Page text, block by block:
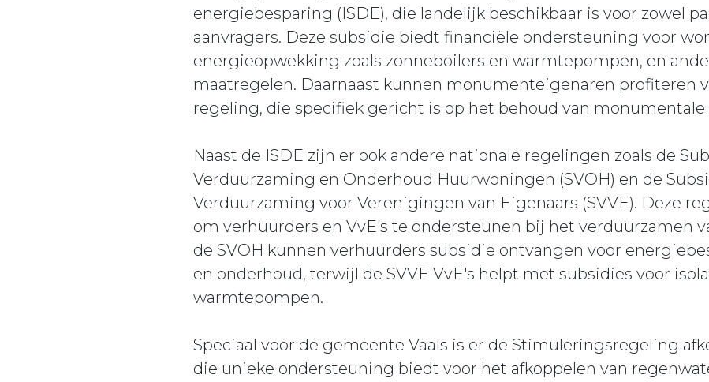
energiebesparing (ISDE), die landelijk beschikbaar is voor zowel
aanvragers. Deze subsidie biedt financiële ondersteuning voor
energieopwekking zoals zonneboilers en warmtepompen, en
maatregelen. Daarnaast kunnen monumenteigenaren profiteren
regeling, die specifiek gericht is op het behoud van monumentale
Naast de ISDE zijn er ook andere nationale regelingen zoals de
Verduurzaming en Onderhoud Huurwoningen (SVOH) en de
Verduurzaming voor Verenigingen van Eigenaars (SVVE). Deze
om verhuurders en VvE's te ondersteunen bij het verduurzamen
de SVOH kunnen verhuurders subsidie ontvangen voor
en onderhoud, terwijl de SVVE VvE's helpt met subsidies voor
warmtepompen.
Speciaal voor de gemeente Vaals is er de Stimuleringsregeling
die unieke ondersteuning biedt voor het afkoppelen van